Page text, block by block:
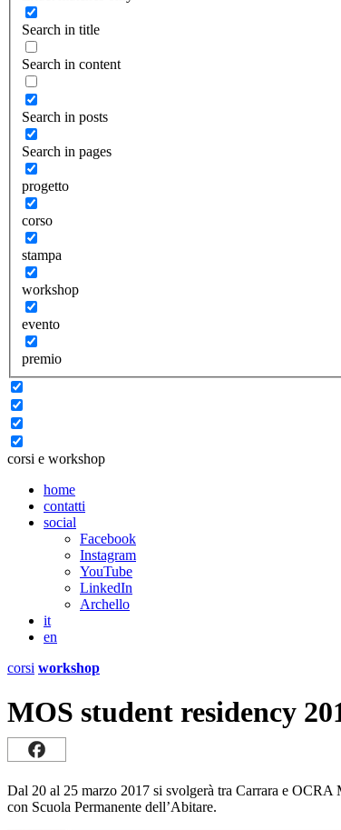
Search in title
Search in content
Search in posts
Search in pages
progetto
corso
stampa
workshop
evento
premio
corsi e workshop
home
contatti
social
Facebook
Instagram
YouTube
LinkedIn
Archello
it
en
corsi workshop
MOS student residency
Dal 20 al 25 marzo 2017 si svolgerà tra Carrara e
con Scuola Permanente dell’Abitare.